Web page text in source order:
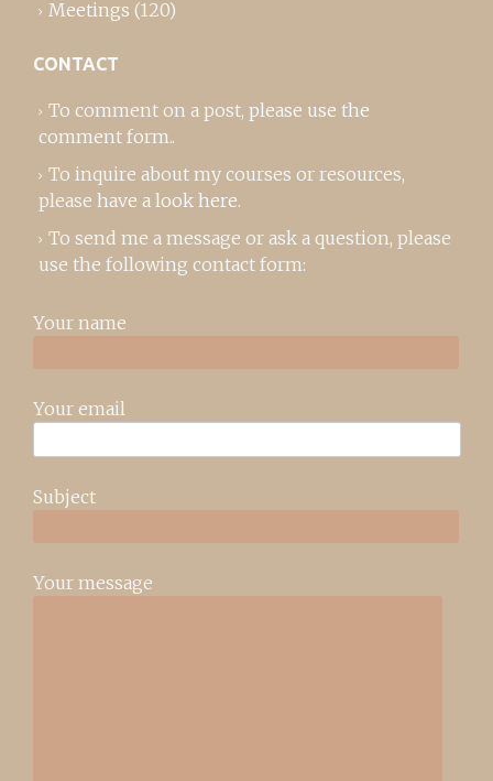
Meetings (120)
CONTACT
To comment on a post, please use the
comment form..
To inquire about my courses or resources,
please have a look here.
To send me a message or ask a question, please
use the following contact form:
Your name
Your email
Subject
Your message